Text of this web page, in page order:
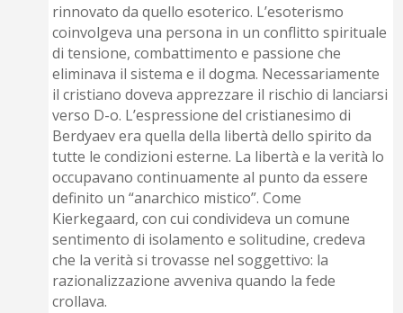
rinnovato da quello esoterico. L’esoterismo
coinvolgeva una persona in un conflitto spirituale
di tensione, combattimento e passione che
eliminava il sistema e il dogma. Necessariamente
il cristiano doveva apprezzare il rischio di lanciarsi
verso D-o. L’espressione del cristianesimo di
Berdyaev era quella della libertà dello spirito da
tutte le condizioni esterne. La libertà e la verità lo
occupavano continuamente al punto da essere
definito un “anarchico mistico”. Come
Kierkegaard, con cui condivideva un comune
sentimento di isolamento e solitudine, credeva
che la verità si trovasse nel soggettivo: la
razionalizzazione avveniva quando la fede
crollava.